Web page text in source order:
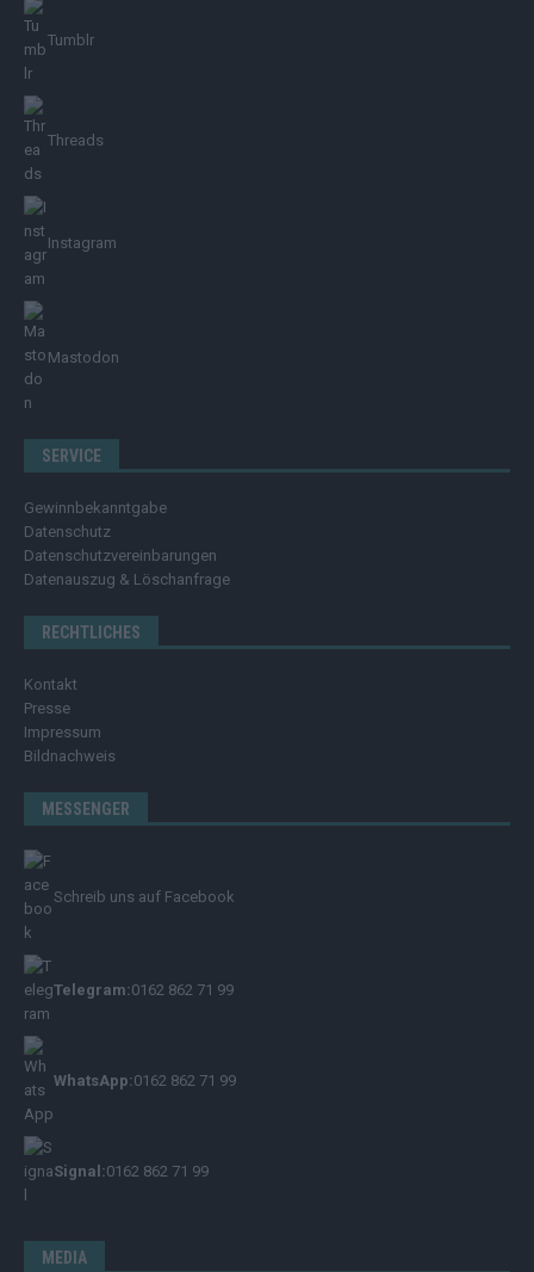
Tumblr
Threads
Instagram
Mastodon
SERVICE
Gewinnbekanntgabe
Datenschutz
Datenschutzvereinbarungen
Datenauszug & Löschanfrage
RECHTLICHES
Kontakt
Presse
Impressum
Bildnachweis
MESSENGER
Schreib uns auf Facebook
Telegram:0162 862 71 99
WhatsApp:0162 862 71 99
Signal:0162 862 71 99
MEDIA